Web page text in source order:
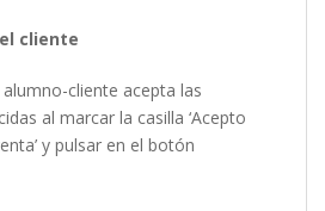
cliente
cliente acepta las
al marcar la casilla ‘Acepto
y pulsar en el botón